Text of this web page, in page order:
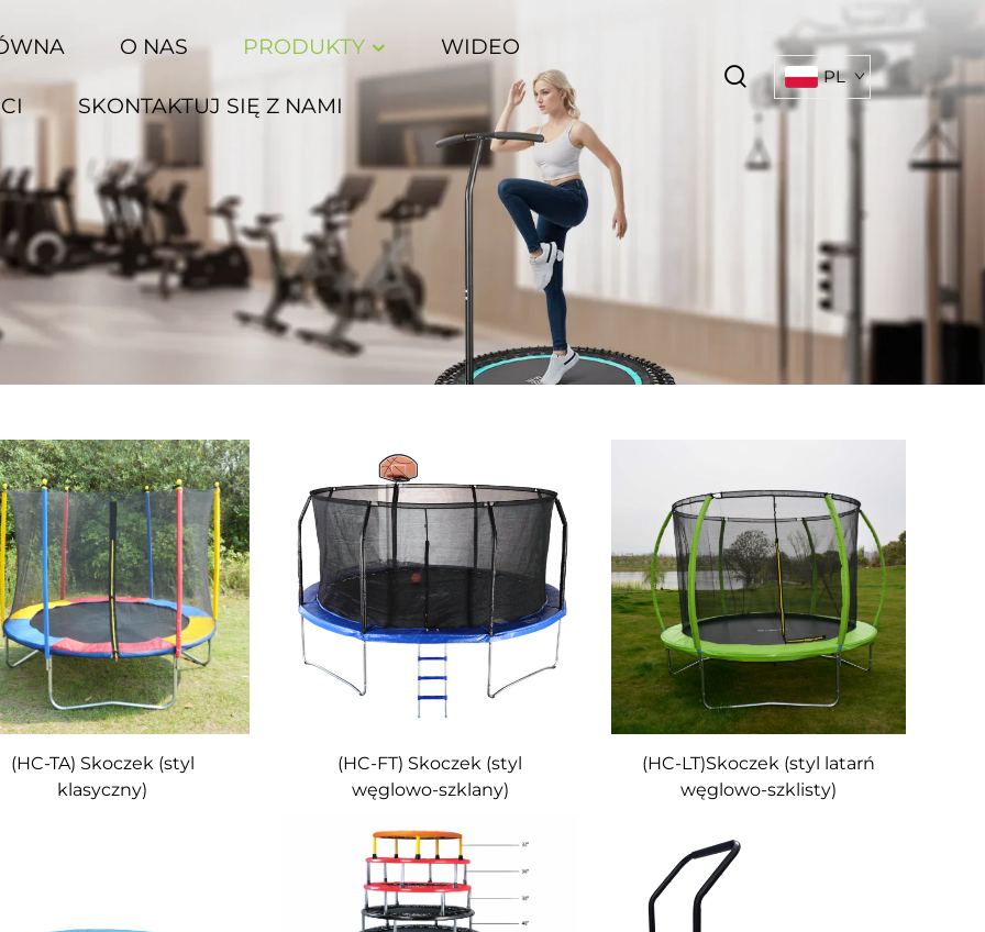
O NAS PRODUKTY WIDEO
SKONTAKTUJ SIĘ Z NAMI
PL
(HC-TA) Skoczek (styl
klasyczny)
(HC-FT) Skoczek (styl
węglowo-szklany)
(HC-LT)Skoczek (styl latarń
węglowo-szklisty)